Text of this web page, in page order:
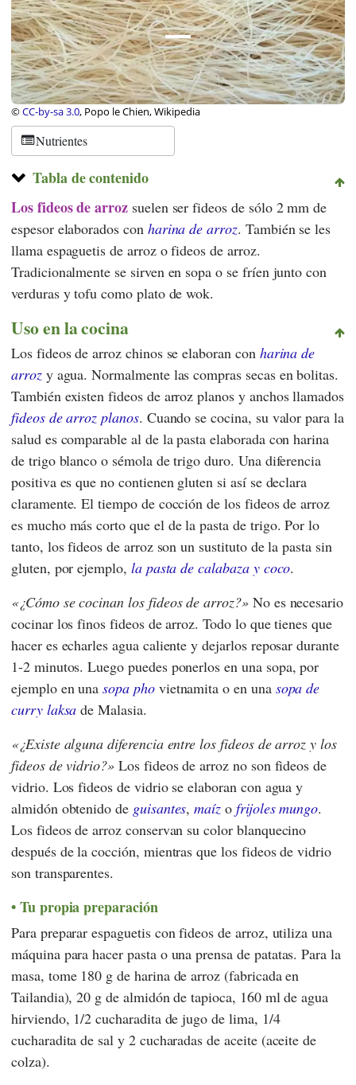
©CC-by-sa 3.0, Popo le Chien, Wikipedia
Nutrientes
Tabla de contenido
Los fideos de arrozsuelen ser fideos de sólo 2 mm de
espesor elaborados con harina de arroz. También se les
llama espaguetis de arroz o fideos de arroz.
Tradicionalmente se sirven en sopa o se fríen junto con
verduras y tofu como plato de wok.
Uso en la cocina
Los fideos de arroz chinos se elaboran con harina de
arrozy agua. Normalmente las compras secas en bolitas.
También existen fideos de arroz planos y anchos llamados
fideos de arroz planos. Cuando se cocina, su valor para la
salud es comparable al de la pasta elaborada con harina
de trigo blanco o sémola de trigo duro. Una diferencia
positiva es que no contienen gluten si así se declara
claramente. El tiempo de cocción de los fideos de arroz
es mucho más corto que el de la pasta de trigo. Por lo
tanto, los fideos de arroz son un sustituto de la pasta sin
gluten, por ejemplo, la pasta de calabaza y coco.
¿Cómo se cocinan los fideos de arroz? No es necesario
cocinar los finos fideos de arroz. Todo lo que tienes que
hacer es echarles agua caliente y dejarlos reposar durante
1-2 minutos. Luego puedes ponerlos en una sopa, por
ejemplo en unasopa phovietnamita o en una sopa de
curry laksa de Malasia.
¿Existe alguna diferencia entre los fideos de arroz y los
fideos de vidrio? Los fideos de arroz no son fideos de
vidrio. Los fideos de vidrio se elaboran con agua y
almidón obtenido de guisantes,maíz o frijoles mungo.
Los fideos de arroz conservan su color blanquecino
después de la cocción, mientras que los fideos de vidrio
son transparentes.
Tu propia preparación
Para preparar espaguetis con fideos de arroz, utiliza una
máquina para hacer pasta o una prensa de patatas. Para la
masa, tome 180 g de harina de arroz (fabricada en
Tailandia), 20 g de almidón de tapioca, 160 ml de agua
hirviendo, 1/2 cucharadita de jugo de lima, 1/4
cucharadita de sal y 2 cucharadas de aceite (aceite de
colza).